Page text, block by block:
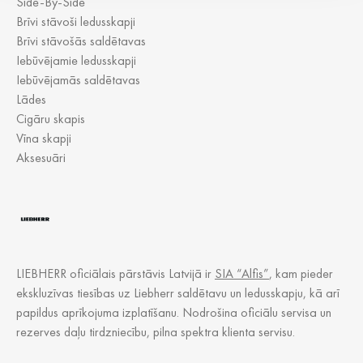
LIEBHERR oficiālais pārstāvis Latvijā ir SIA “Alfis”, kam pieder
ekskluzīvas tiesības uz Liebherr saldētavu un ledusskapju, kā arī
papildus aprīkojuma izplatīšanu. Nodrošina oficiālu servisa un
rezerves daļu tirdzniecību, pilna spektra klienta servisu.
Brīvi stāvoši ledusskapji
Brīvi stāvošās saldētavas
Iebūvējamie ledusskapji
Iebūvējamās saldētavas
Lādes
Cigāru skapis
Vīna skapji
Aksesuāri